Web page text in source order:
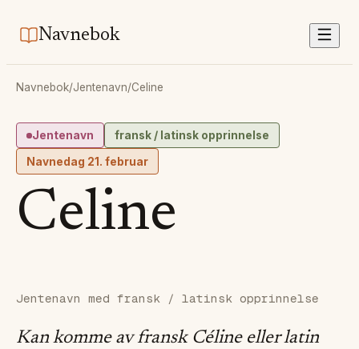
Navnebok
Navnebok/Jentenavn/Celine
Jentenavn fransk / latinsk opprinnelse
Navnedag 21. februar
Celine
Jentenavn med fransk / latinsk opprinnelse
Kan komme av fransk Céline eller latin